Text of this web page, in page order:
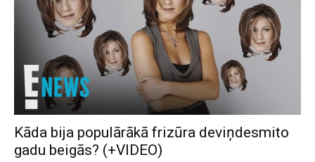
Kāda bija populārākā frizūra deviņdesmito
gadu beigās? (+VIDEO)